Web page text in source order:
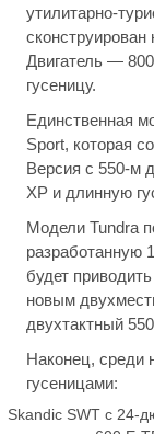
утилитарно-
Двигатель —
гусеницу.
Единственная
Sport, которая
Версия с 550-м
XP и длинную
Модели Tundra
разработанную
будет
новым
двухтактный
Наконец, среди
гусеницами:
Skandic SWT с 24-